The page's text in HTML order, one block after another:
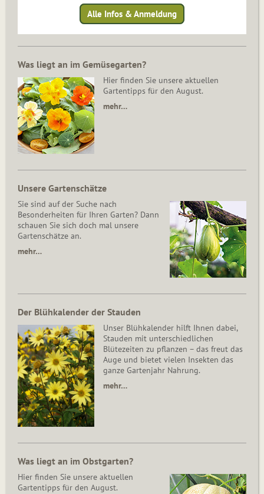
Alle Infos & Anmeldung
Was liegt an im Gemüsegarten?
Hier finden Sie unsere aktuellen
Gartentipps für den August.
mehr…
Unsere Gartenschätze
Sie sind auf der Suche nach
Besonderheiten für Ihren Garten? Dann
schauen Sie sich doch mal unsere
Gartenschätze an.
mehr…
Der Blühkalender der Stauden
Unser Blühkalender hilft Ihnen dabei,
Stauden mit unterschiedlichen
Blütezeiten zu pflanzen – das freut das
Auge und bietet vielen Insekten das
ganze Gartenjahr Nahrung.
mehr…
Was liegt an im Obstgarten?
Hier finden Sie unsere aktuellen
Gartentipps für den August.